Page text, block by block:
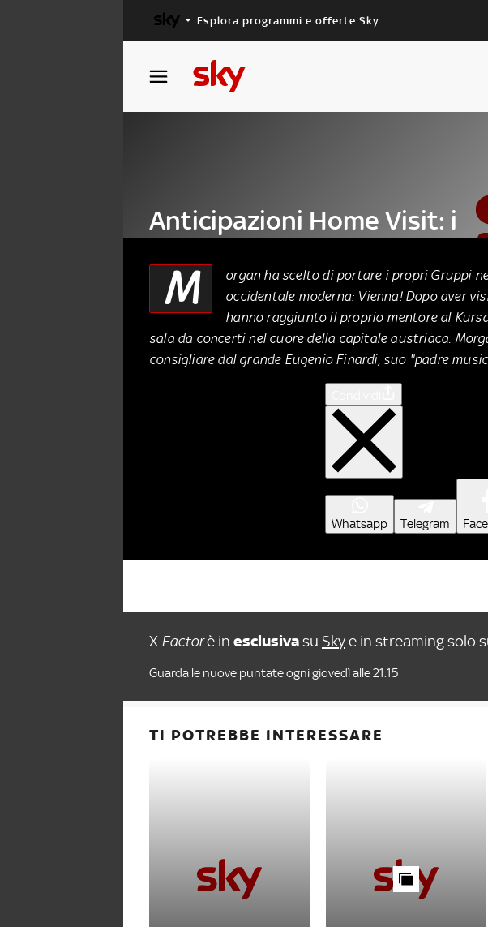
Esplora programmi e offerte Sky
Anticipazioni Home Visit: i
16 Ottobre 2014
M
organ ha scelto di portare i propri Gruppi
occidentale moderna: Vienna! Dopo aver
hanno raggiunto il proprio mentore al
sala da concerti nel cuore della capitale austriaca.
consigliare dal grande Eugenio Finardi, suo "padre
Whatsapp Telegram
X Factorè in esclusivasu Skye in streaming solo
Guarda le nuove puntate ogni giovedì alle 21.15
TI POTREBBE INTERESSARE